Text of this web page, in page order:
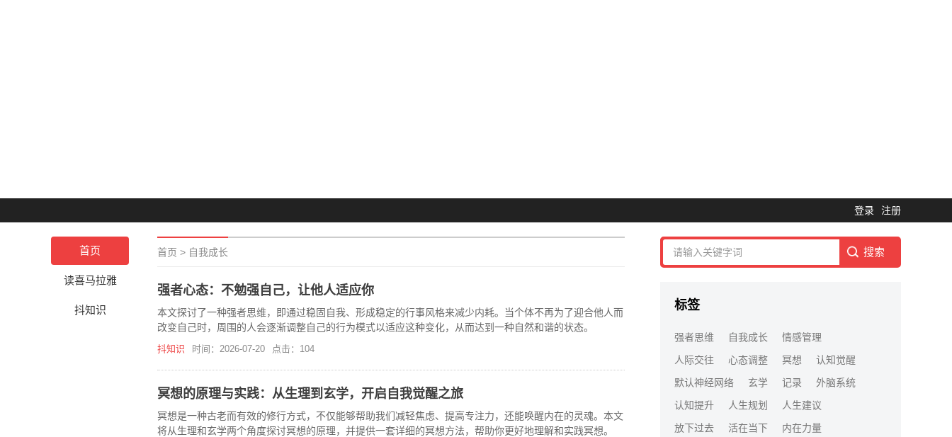
登录 注册
首页
读喜马拉雅
抖知识
首页 > 自我成长
强者心态：不勉强自己，让他人适应你
本文探讨了一种强者思维，即通过稳固自我、形成稳定的行事风格来减少内耗。当个体不再为了迎合他人而
改变自己时，周围的人会逐渐调整自己的行为模式以适应这种变化，从而达到一种自然和谐的状态。
抖知识 时间：2026-07-20 点击：104
冥想的原理与实践：从生理到玄学，开启自我觉醒之旅
冥想是一种古老而有效的修行方式，不仅能够帮助我们减轻焦虑、提高专注力，还能唤醒内在的灵魂。本文
将从生理和玄学两个角度探讨冥想的原理，并提供一套详细的冥想方法，帮助你更好地理解和实践冥想。
标签
强者思维 自我成长
情感管理
人际交往
心态调整 冥想
认知觉醒
默认神经网络
玄学 记录
外脑系统
认知提升
人生规划
人生建议
放下过去
活在当下
内在力量